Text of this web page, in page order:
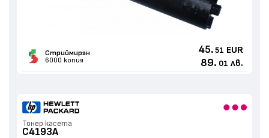
Стриймиран
6000 копия
45. 51 EUR
89. 01 лв.
Тонер касета
C4193A